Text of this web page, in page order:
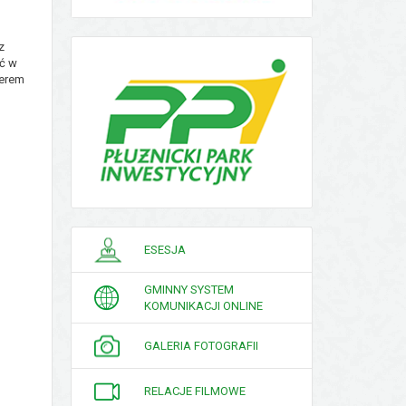
w
PORADNIK
INTERESANTA
ESESJA
GMINNY SYSTEM
KOMUNIKACJI ONLINE
GALERIA FOTOGRAFII
RELACJE FILMOWE